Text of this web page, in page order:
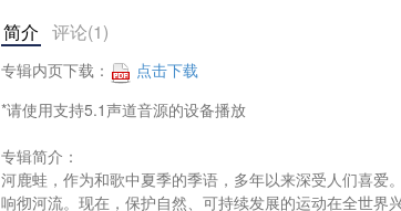
简介 评论(1)
专辑内页下载：
点击下载
*请使用支持5.1声道音源的设备播放
专辑简介：
河鹿蛙，作为和歌中夏季的季语，多年以来深受人们喜爱
响彻河流。现在，保护自然、可持续发展的运动在全世界